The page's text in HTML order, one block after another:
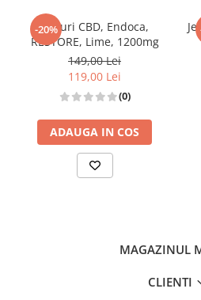
-20%
Jeleuri CBD, Endoca,
RESTORE, Lime, 1200mg
149,00 Lei
119,00 Lei
(0)
ADAUGA IN COS
MAGAZINUL
CLIENTI